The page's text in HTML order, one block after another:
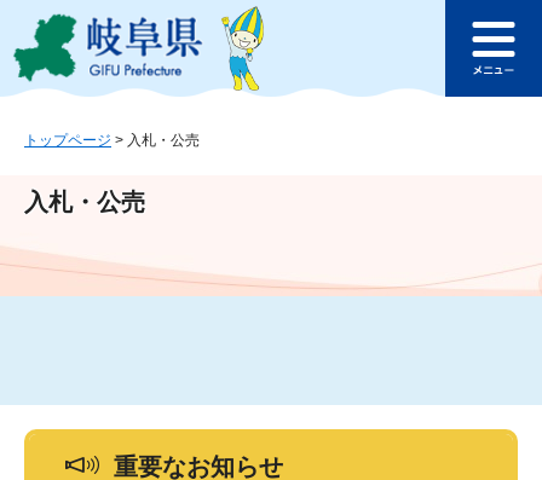
ジ
ュ
文
このページの本文へ
ュ
トップページ > 入札・公売
入札・公売
重要なお知らせ